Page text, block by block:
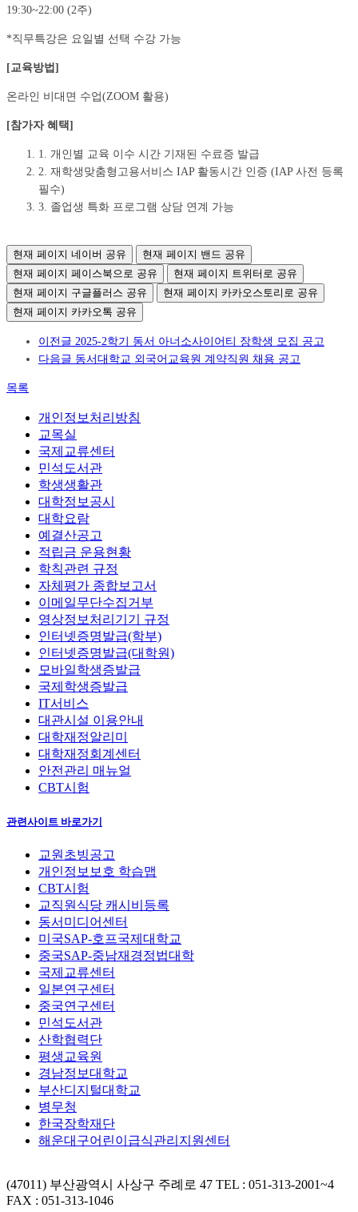
19:30~22:00 (2주)
*직무특강은 요일별 선택 수강 가능
[교육방법]
온라인 비대면 수업(ZOOM 활용)
[참가자 혜택]
1. 개인별 교육 이수 시간 기재된 수료증 발급
2. 재학생맞춤형고용서비스 IAP 활동시간 인증 (IAP 사전 등록
필수)
3. 졸업생 특화 프로그램 상담 연계 가능
현재 페이지 네이버 공유
현재 페이지 밴드 공유
현재 페이지 페이스북으로 공유
현재 페이지 트위터로 공유
현재 페이지 구글플러스 공유
현재 페이지 카카오스토리로 공유
현재 페이지 카카오톡 공유
이전글 2025-2학기 동서 아너소사이어티 장학생 모집 공고
다음글 동서대학교 외국어교육원 계약직원 채용 공고
목록
개인정보처리방침
교목실
국제교류센터
민석도서관
학생생활관
대학정보공시
대학요람
예결산공고
적립금 운용현황
학칙관련 규정
자체평가 종합보고서
이메일무단수집거부
영상정보처리기기 규정
인터넷증명발급(학부)
인터넷증명발급(대학원)
모바일학생증발급
국제학생증발급
IT서비스
대관시설 이용안내
대학재정알리미
대학재정회계센터
안전관리 매뉴얼
CBT시험
관련사이트 바로가기
교원초빙공고
개인정보보호 학습맵
CBT시험
교직원식당 캐시비등록
동서미디어센터
미국SAP-호프국제대학교
중국SAP-중남재경정법대학
국제교류센터
일본연구센터
중국연구센터
민석도서관
산학협력단
평생교육원
경남정보대학교
부산디지털대학교
병무청
한국장학재단
해운대구어린이급식관리지원센터
(47011) 부산광역시 사상구 주례로 47 TEL : 051-313-2001~4
FAX : 051-313-1046